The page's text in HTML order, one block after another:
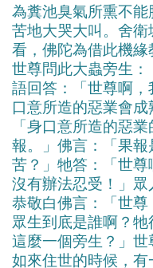
為糞池臭氣所熏不
苦地大哭大叫。舍
看，佛陀為借此機緣
世尊問此大蟲旁生：
語回答：「世尊啊
口意所造的惡業會成
「身口意所造的惡
報。」佛言：「果
苦？」牠答：「世
沒有辦法忍受！」
恭敬白佛言：「世
眾生到底是誰啊？
這麼一個旁生？」
如來住世的時候，